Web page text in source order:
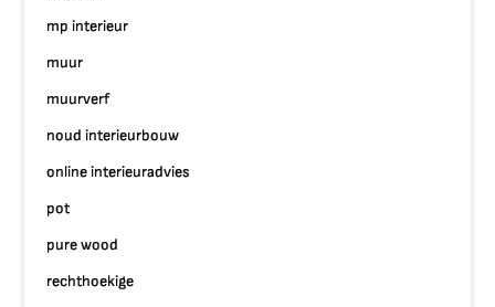
mp interieur
muur
muurverf
noud interieurbouw
online interieuradvies
pot
pure wood
rechthoekige